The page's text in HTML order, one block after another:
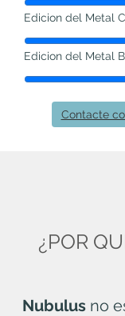
Edicion del Metal
Edicion del Metal
Contacte
¿POR
Nubulus no